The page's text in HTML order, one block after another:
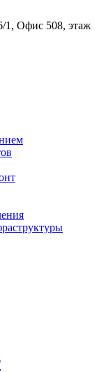
1, Офис 508, этаж